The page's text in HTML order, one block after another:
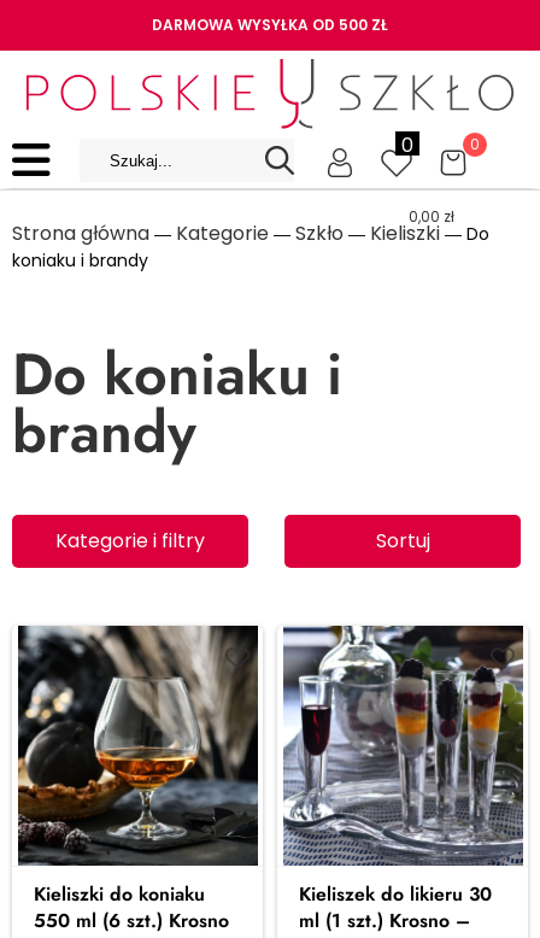
DARMOWA WYSYŁKA OD 500 ZŁ
0 0
0,00 zł
Strona główna ― Kategorie ― Szkło ― Kieliszki ― Do
koniaku i brandy
Do koniaku i
brandy
Kategorie i filtry Sortuj
Kieliszki do koniaku
550 ml (6 szt.) Krosno
Kieliszek do likieru 30
ml (1 szt.) Krosno –